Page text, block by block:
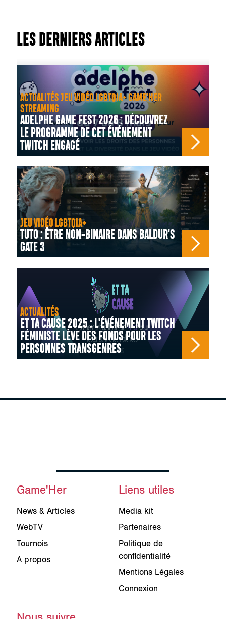
LES DERNIERS ARTICLES
ACTUALITÉS JEU VIDÉO LGBTQIA+ GAME'HER
STREAMING
ADELPHE GAME FEST 2026 : DÉCOUVREZ
LE PROGRAMME DE CET ÉVÉNEMENT
TWITCH ENGAGÉ
JEU VIDÉO LGBTQIA+
TUTO : ÊTRE NON-BINAIRE DANS BALDUR'S
GATE 3
ACTUALITÉS
ET TA CAUSE 2025 : L'ÉVÉNEMENT TWITCH
FÉMINISTE LÈVE DES FONDS POUR LES
PERSONNES TRANSGENRES
Game'Her
News & Articles
WebTV
Tournois
A propos
Liens utiles
Media kit
Partenaires
Politique de
confidentialité
Mentions Légales
Connexion